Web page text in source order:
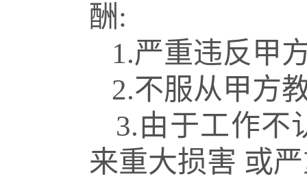
酬:
1.严重违反甲
2.不服从甲方
3.由于工作不
来重大损害 或